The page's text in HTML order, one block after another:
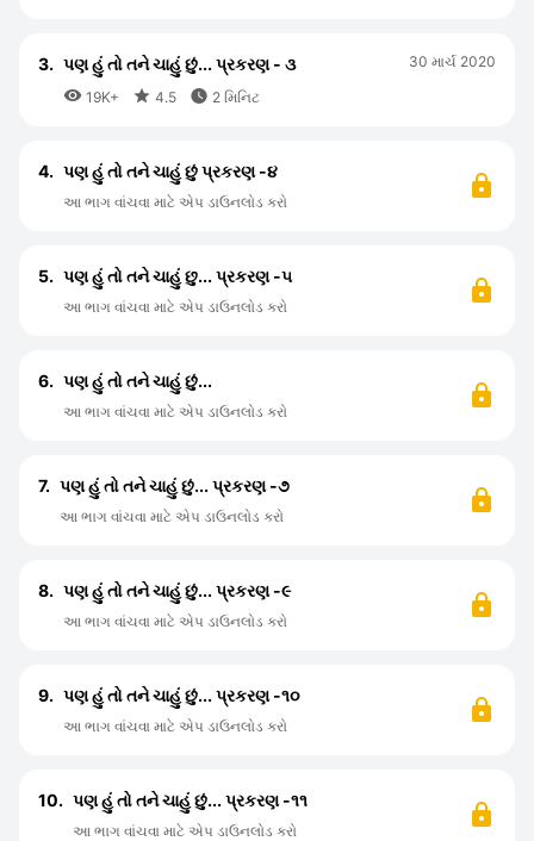
3. પણ હું તો તને ચાહું છું... પ્રકરણ - ૩
 19K+  4.5  2 મિનિટ
30 માર્ચ 2020
4. પણ હું તો તને ચાહું છું પ્રકરણ -૪
આ ભાગ વાંચવા માટે એપ ડાઉનલોડ કરો
5. પણ હું તો તને ચાહું છુ... પ્રકરણ -૫
આ ભાગ વાંચવા માટે એપ ડાઉનલોડ કરો
6. પણ હું તો તને ચાહું છું...
આ ભાગ વાંચવા માટે એપ ડાઉનલોડ કરો
7. પણ હું તો તને ચાહું છું... પ્રકરણ -૭
આ ભાગ વાંચવા માટે એપ ડાઉનલોડ કરો
8. પણ હું તો તને ચાહું છું... પ્રકરણ -૯
આ ભાગ વાંચવા માટે એપ ડાઉનલોડ કરો
9. પણ હું તો તને ચાહું છું... પ્રકરણ -૧૦
આ ભાગ વાંચવા માટે એપ ડાઉનલોડ કરો
10. પણ હું તો તને ચાહું છું... પ્રકરણ -૧૧
આ ભાગ વાંચવા માટે એપ ડાઉનલોડ કરો